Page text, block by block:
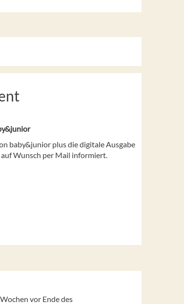
baby&junior plus die digitale Ausgabe
auf Wunsch per Mail informiert.
vor Ende des